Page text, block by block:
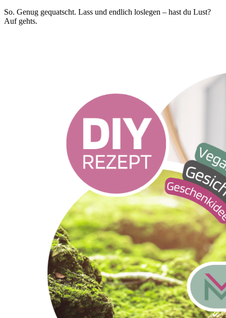
So. Genug gequatscht. Lass und endlich loslegen – hast du Lust?
Auf gehts.